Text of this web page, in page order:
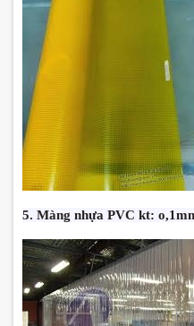
5. Màng nhựa PVC kt: